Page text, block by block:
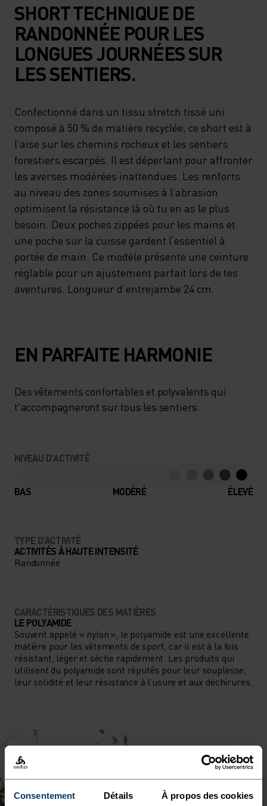
Consentement Détails À propos des cookies
SHORT TECHNIQUE DE
RANDONNÉE POUR LES
LONGUES JOURNÉES SUR
LES SENTIERS.
Confectionné dans un tissu stretch tissé uni
composé à 50 % de matière recyclée, ce short est à
l’aise sur les chemins rocheux et les sentiers
forestiers escarpés. Il est déperlant pour affronter
les averses modérées inattendues. Les renforts
au niveau des zones soumises à l’abrasion
optimisent la résistance là où tu en as le plus
besoin. Deux poches zippées pour les mains et
une poche sur la cuisse gardent l’essentiel à
portée de main. Ce modèle présente une ceinture
réglable pour un ajustement parfait lors de tes
aventures. Longueur d’entrejambe 24 cm.
EN PARFAITE HARMONIE
Des vêtements confortables et polyvalents qui
t'accompagneront sur tous les sentiers.
NIVEAU D'ACTIVITÉ
BAS MODÉRÉ ÉLEVÉ
TYPE D’ACTIVITÉ
ACTIVITÉS À HAUTE INTENSITÉ
Randonnée
CARACTÉRISTIQUES DES MATIÈRES
LE POLYAMIDE
Souvent appelé « nylon », le polyamide est une excellente
matière pour les vêtements de sport, car il est à la fois
résistant, léger et sèche rapidement. Les produits qui
utilisent du polyamide sont réputés pour leur souplesse,
leur solidité et leur résistance à l’usure et aux déchirures.